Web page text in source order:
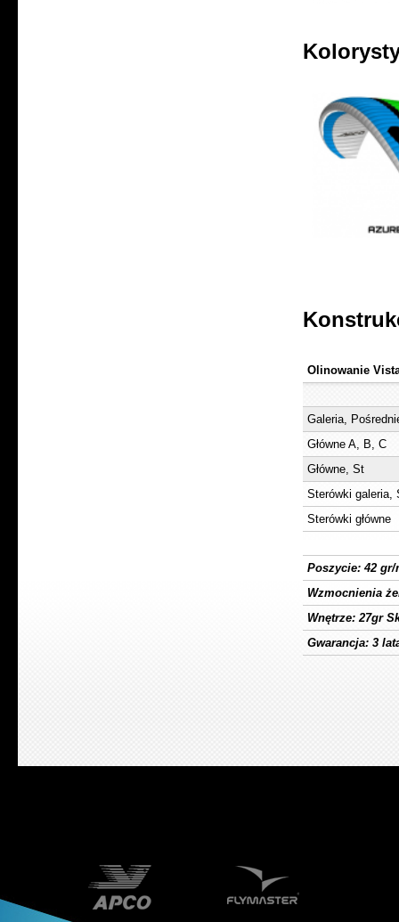
Olinowanie
Galeria,
Główne A, B, C
Główne, St
Sterówki galeria,
Sterówki główne
Poszycie: 42
Wzmocnienia
Wnętrze: 27gr
Gwarancja: 3